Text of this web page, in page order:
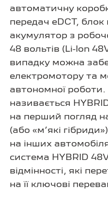
автоматичну
передач eDCT, блок
акумулятор з
48 вольтів (Li-Ion
випадку можна
електромотору та
автономної роботи.
називається
на перший погляд
(або «м’які
на інших
система HYBRID
відмінності, які
на її ключові